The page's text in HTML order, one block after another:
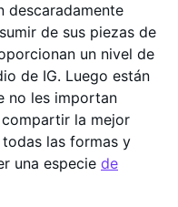
descaradamente
de sus piezas de
un nivel de
de IG. Luego están
no les importan
la mejor
las formas y
una especie de